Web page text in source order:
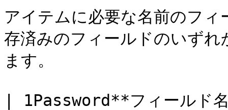
アイテムに必要な名前のフ
存済みのフィールドのいず
ます。
| 1Password**フィール